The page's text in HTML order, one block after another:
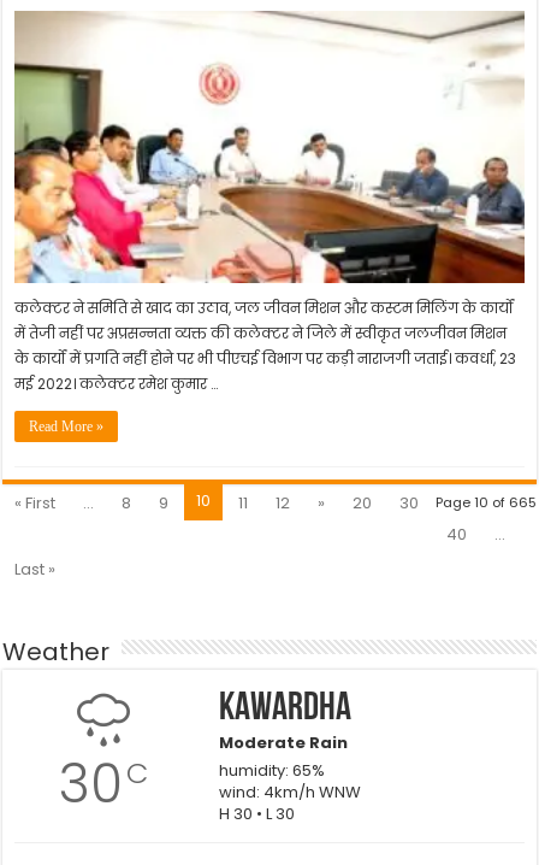
कलेक्टर ने समिति से खाद का उठाव, जल जीवन मिशन और कस्टम मिलिंग के कार्यों
में तेजी नहीं पर अप्रसन्नता व्यक्त की कलेक्टर ने जिले में स्वीकृत जलजीवन मिशन
के कार्यों में प्रगति नहीं होने पर भी पीएचई विभाग पर कड़ी नाराजगी जताई। कवर्धा, 23
मई 2022। कलेक्टर रमेश कुमार …
Read More »
Page 10 of 665
« First ... 8 9 10 11 12 » 20
30
40
...
Last »
Weather
30 C
Kawardha
Moderate Rain
humidity: 65%
wind: 4km/h WNW
H 30 • L 30